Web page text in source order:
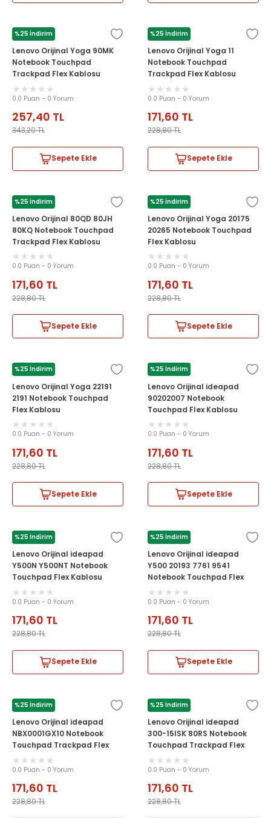
%25 İndirim
LENOVO
Lenovo Orijinal Yoga 90MK
Notebook Touchpad
Trackpad Flex Kablosu
0.0 Puan - 0 Yorum
257,40 TL
343,20TL
Sepete Ekle
%25 İndirim
LENOVO
Lenovo Orijinal Yoga 11
Notebook Touchpad
Trackpad Flex Kablosu
0.0 Puan - 0 Yorum
171,60 TL
228,80TL
Sepete Ekle
%25 İndirim
LENOVO
Lenovo Orijinal 80QD 80JH
80KQ Notebook Touchpad
Trackpad Flex Kablosu
0.0 Puan - 0 Yorum
171,60 TL
228,80TL
Sepete Ekle
%25 İndirim
LENOVO
Lenovo Orijinal Yoga 20175
20265 Notebook Touchpad
Flex Kablosu
0.0 Puan - 0 Yorum
171,60 TL
228,80TL
Sepete Ekle
%25 İndirim
LENOVO
Lenovo Orijinal Yoga 22191
2191 Notebook Touchpad
Flex Kablosu
0.0 Puan - 0 Yorum
171,60 TL
228,80TL
Sepete Ekle
%25 İndirim
LENOVO
Lenovo Orijinal ideapad
90202007 Notebook
Touchpad Flex Kablosu
0.0 Puan - 0 Yorum
171,60 TL
228,80TL
Sepete Ekle
%25 İndirim
LENOVO
Lenovo Orijinal ideapad
Y500N Y500NT Notebook
Touchpad Flex Kablosu
0.0 Puan - 0 Yorum
171,60 TL
228,80TL
Sepete Ekle
%25 İndirim
LENOVO
Lenovo Orijinal ideapad
Y500 20193 7761 9541
Notebook Touchpad Flex
Kablosu
0.0 Puan - 0 Yorum
171,60 TL
228,80TL
Sepete Ekle
%25 İndirim
LENOVO
Lenovo Orijinal ideapad
NBX0001GX10 Notebook
Touchpad Trackpad Flex
Kablosu
0.0 Puan - 0 Yorum
171,60 TL
228,80TL
%25 İndirim
LENOVO
Lenovo Orijinal ideapad
300-15ISK 80RS Notebook
Touchpad Trackpad Flex
Kablosu
0.0 Puan - 0 Yorum
171,60 TL
228,80TL